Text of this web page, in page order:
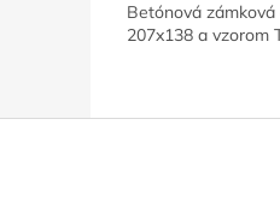
Betónová
207x138 a vzorom